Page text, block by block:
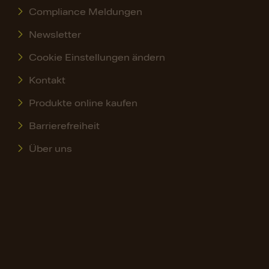
Compliance Meldungen
Newsletter
Cookie Einstellungen ändern
Kontakt
Produkte online kaufen
Barrierefreiheit
Über uns